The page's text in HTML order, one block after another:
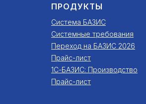
ПРОДУКТЫ
Система БАЗИС
Системные требования
Переход на БАЗИС 2026
Прайс-лист
1С-БАЗИС: Производство
Прайс-лист